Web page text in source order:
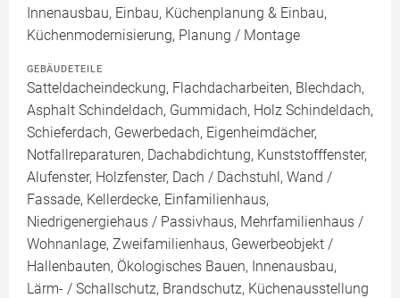
Innenausbau, Einbau, Küchenplanung & Einbau,
Küchenmodernisierung, Planung / Montage
GEBÄUDETEILE
Satteldacheindeckung, Flachdacharbeiten, Blechdach,
Asphalt Schindeldach, Gummidach, Holz Schindeldach,
Schieferdach, Gewerbedach, Eigenheimdächer,
Notfallreparaturen, Dachabdichtung, Kunststofffenster,
Alufenster, Holzfenster, Dach / Dachstuhl, Wand /
Fassade, Kellerdecke, Einfamilienhaus,
Niedrigenergiehaus / Passivhaus, Mehrfamilienhaus /
Wohnanlage, Zweifamilienhaus, Gewerbeobjekt /
Hallenbauten, Ökologisches Bauen, Innenausbau,
Lärm- / Schallschutz, Brandschutz, Küchenausstellung